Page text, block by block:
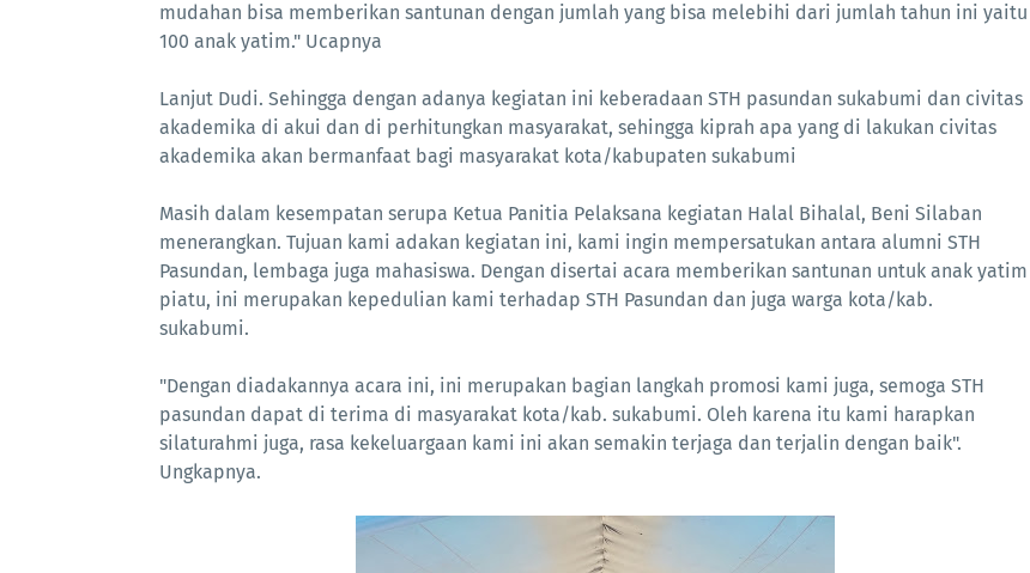
mudahan bisa memberikan santunan dengan jumlah yang bisa melebihi dari jumlah tahun ini yaitu
100 anak yatim." Ucapnya
Lanjut Dudi. Sehingga dengan adanya kegiatan ini keberadaan STH pasundan sukabumi dan civitas
akademika di akui dan di perhitungkan masyarakat, sehingga kiprah apa yang di lakukan civitas
akademika akan bermanfaat bagi masyarakat kota/kabupaten sukabumi
Masih dalam kesempatan serupa Ketua Panitia Pelaksana kegiatan Halal Bihalal, Beni Silaban
menerangkan. Tujuan kami adakan kegiatan ini, kami ingin mempersatukan antara alumni STH
Pasundan, lembaga juga mahasiswa. Dengan disertai acara memberikan santunan untuk anak yatim
piatu, ini merupakan kepedulian kami terhadap STH Pasundan dan juga warga kota/kab.
sukabumi.
"Dengan diadakannya acara ini, ini merupakan bagian langkah promosi kami juga, semoga STH
pasundan dapat di terima di masyarakat kota/kab. sukabumi. Oleh karena itu kami harapkan
silaturahmi juga, rasa kekeluargaan kami ini akan semakin terjaga dan terjalin dengan baik".
Ungkapnya.